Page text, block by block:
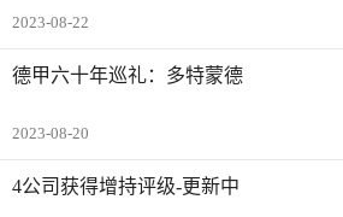
2023-08-22
德甲六十年巡礼：多特蒙德
2023-08-20
4公司获得增持评级-更新中